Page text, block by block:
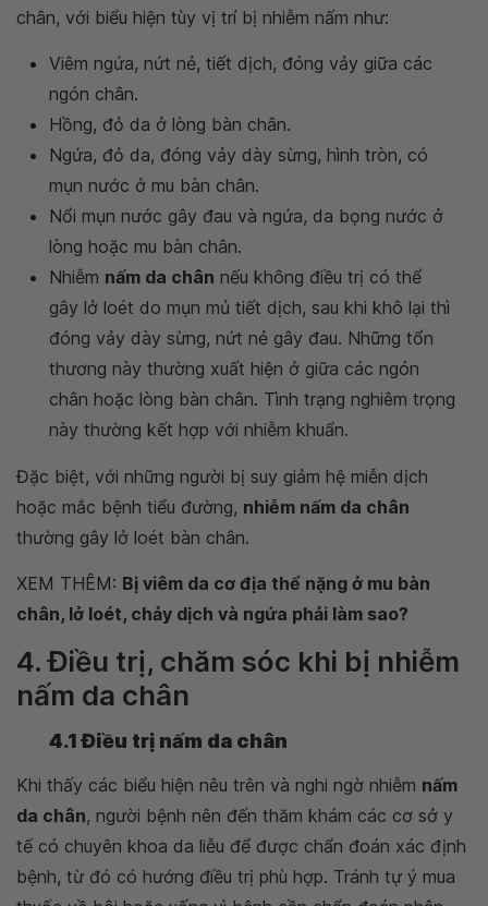
chân, với biểu hiện tùy vị trí bị nhiễm nấm như:
Viêm ngứa, nứt nẻ, tiết dịch, đóng vảy giữa các
ngón chân.
Hồng, đỏ da ở lòng bàn chân.
Ngứa, đỏ da, đóng vảy dày sừng, hình tròn, có
mụn nước ở mu bàn chân.
Nổi mụn nước gây đau và ngứa, da bọng nước ở
lòng hoặc mu bàn chân.
Nhiễm nấm da chân nếu không điều trị có thể
gây lở loét do mụn mủ tiết dịch, sau khi khô lại thì
đóng vảy dày sừng, nứt nẻ gây đau. Những tổn
thương này thường xuất hiện ở giữa các ngón
chân hoặc lòng bàn chân. Tình trạng nghiêm trọng
này thường kết hợp với nhiễm khuẩn.
Đặc biệt, với những người bị suy giảm hệ miễn dịch
hoặc mắc bệnh tiểu đường, nhiễm nấm da chân
thường gây lở loét bàn chân.
XEM THÊM: Bị viêm da cơ địa thể nặng ở mu bàn
chân, lở loét, chảy dịch và ngứa phải làm sao?
4. Điều trị, chăm sóc khi bị nhiễm
nấm da chân
4.1 Điều trị nấm da chân
Khi thấy các biểu hiện nêu trên và nghi ngờ nhiễm nấm
da chân, người bệnh nên đến thăm khám các cơ sở y
tế có chuyên khoa da liễu để được chẩn đoán xác định
bệnh, từ đó có hướng điều trị phù hợp. Tránh tự ý mua